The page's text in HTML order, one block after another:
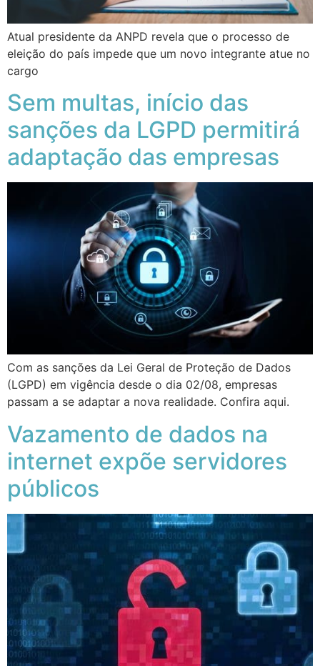
Atual presidente da ANPD revela que o processo de
eleição do país impede que um novo integrante atue no
cargo
Sem multas, início das
sanções da LGPD permitirá
adaptação das empresas
Com as sanções da Lei Geral de Proteção de Dados
(LGPD) em vigência desde o dia 02/08, empresas
passam a se adaptar a nova realidade. Confira aqui.
Vazamento de dados na
internet expõe servidores
públicos